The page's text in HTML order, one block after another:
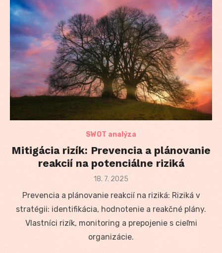
SWOT analýza
Mitigácia rizík: Prevencia a plánovanie
reakcií na potenciálne riziká
Posted
18. 7. 2025
Prevencia a plánovanie reakcií na riziká: Riziká v
stratégii: identifikácia, hodnotenie a reakčné plány.
Vlastníci rizík, monitoring a prepojenie s cieľmi
organizácie.